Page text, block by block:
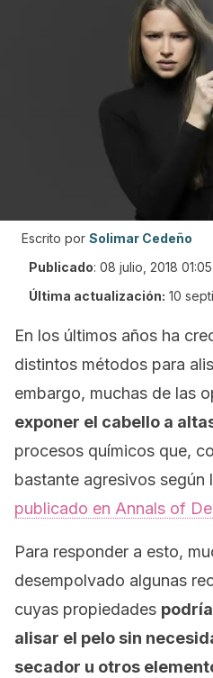
Escrito por Solimar Cedeño
Publicado: 08 julio, 2018 01:05
Última actualización: 10
En los últimos años ha
distintos métodos para
embargo, muchas de las
exponer el cabello a
procesos químicos que,
bastante agresivos según
publicado en Annals of
Para responder a esto,
desempolvado algunas
cuyas propiedades
alisar el pelo sin
secador u otros